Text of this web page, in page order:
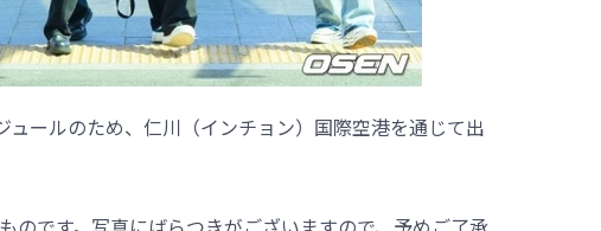
ュールのため、仁川（インチョン）国際空港を通じて出